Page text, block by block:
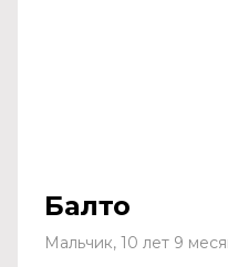
Балто
Мальчик, 10 лет 9